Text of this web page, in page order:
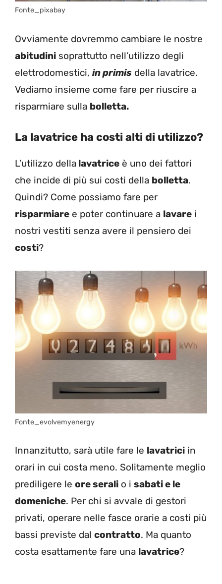
Fonte_pixabay
Ovviamente dovremmo cambiare le nostre
abitudini soprattutto nell’utilizzo degli
elettrodomestici, in primis della lavatrice.
Vediamo insieme come fare per riuscire a
risparmiare sulla bolletta.
La lavatrice ha costi alti di utilizzo?
L’utilizzo della lavatrice è uno dei fattori
che incide di più sui costi della bolletta.
Quindi? Come possiamo fare per
risparmiare e poter continuare a lavare i
nostri vestiti senza avere il pensiero dei
costi?
Fonte_evolvemyenergy
Innanzitutto, sarà utile fare le lavatrici in
orari in cui costa meno. Solitamente meglio
prediligere le ore serali o i sabati e le
domeniche. Per chi si avvale di gestori
privati, operare nelle fasce orarie a costi più
bassi previste dal contratto. Ma quanto
costa esattamente fare una lavatrice?